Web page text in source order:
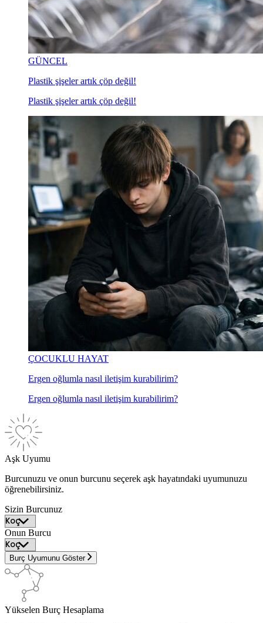
GÜNCEL
Plastik şişeler artık çöp değil!
Plastik şişeler artık çöp değil!
ÇOCUKLU HAYAT
Ergen oğlumla nasıl iletişim kurabilirim?
Ergen oğlumla nasıl iletişim kurabilirim?
Aşk Uyumu
Burcunuzu ve onun burcunu seçerek aşk hayatındaki uyumunuzu
öğrenebilirsiniz.
Sizin Burcunuz
Onun Burcu
Burç Uyumunu Göster
Yükselen Burç Hesaplama